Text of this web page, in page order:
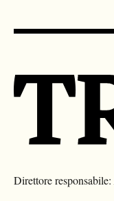
Direttore responsabile: